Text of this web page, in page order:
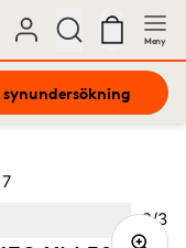
Meny
synundersökning
Bild
2/3
3